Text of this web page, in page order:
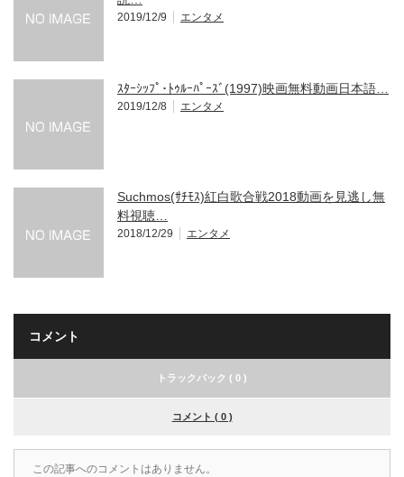
2019/12/9 エンタメ
ｽﾀｰｼｯﾌﾟ･ﾄｩﾙｰﾊﾟｰｽﾞ(1997)映画無料動画日本語…
2019/12/8 エンタメ
Suchmos(ｻﾁﾓｽ)紅白歌合戦2018動画を見逃し無
料視聴…
2018/12/29 エンタメ
コメント
トラックバック ( 0 )
コメント ( 0 )
この記事へのコメントはありません。